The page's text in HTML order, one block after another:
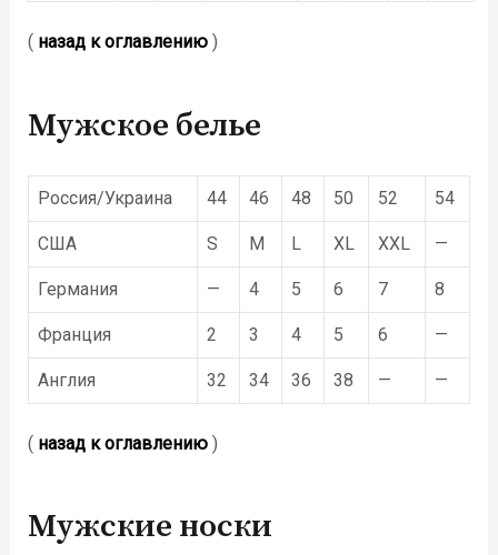
( назад к оглавлению )
Мужское белье
Россия/Украина 44 46 48 50 52 54
США S M L XL XXL —
Германия — 4 5 6 7 8
Франция 2 3 4 5 6 —
Англия 32 34 36 38 — —
( назад к оглавлению )
Мужские носки